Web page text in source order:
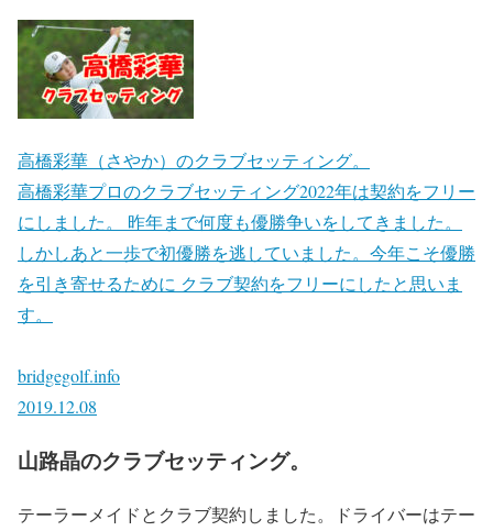
高橋彩華（さやか）のクラブセッティング。
高橋彩華プロのクラブセッティング2022年は契約をフリー
にしました。 昨年まで何度も優勝争いをしてきました。
しかしあと一歩で初優勝を逃していました。今年こそ優勝
を引き寄せるために クラブ契約をフリーにしたと思いま
す。
bridgegolf.info
2019.12.08
山路晶のクラブセッティング。
テーラーメイドとクラブ契約しました。ドライバーはテー